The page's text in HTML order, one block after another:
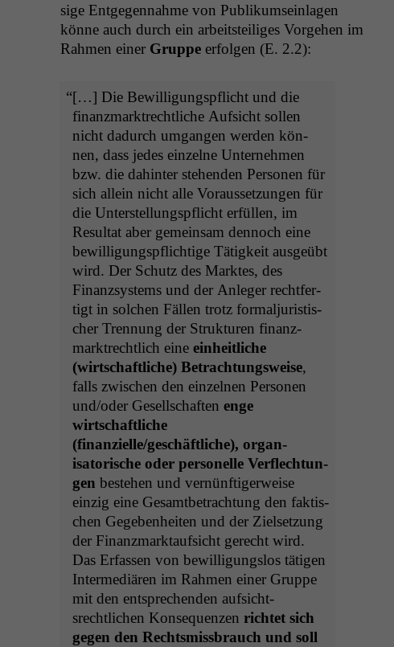
sige Ent­ge­gen­nahme von Pub­likum­sein­la­gen
könne auch durch ein arbeit­steiliges Vorge­hen im
Rah­men ein­er Gruppeerfol­gen (E. 2.2):
“[…] Die Bewil­li­gungspflicht und die
finanz­mark­trechtliche Auf­sicht sollen
nicht dadurch umgan­gen wer­den kön­
nen, dass jedes einzelne Unternehmen
bzw. die dahin­ter ste­hen­den Per­so­n­en für
sich allein nicht alle Voraus­set­zun­gen für
die Unter­stel­lungspflicht erfüllen, im
Resul­tat aber gemein­sam den­noch eine
bewil­li­gungspflichtige Tätigkeit aus­geübt
wird. Der Schutz des Mark­tes, des
Finanzsys­tems und der Anleger recht­fer­
tigt in solchen Fällen trotz for­maljuris­tis­
ch­er Tren­nung der Struk­turen finanz­
mark­trechtlich eine ein­heitliche
(wirtschaftliche) Betra­ch­tungsweise,
falls zwis­chen den einzel­nen Per­so­n­en
und/oder Gesellschaften enge
wirtschaftliche
(finanzielle/geschäftliche), organ­
isatorische oder per­son­elle Ver­flech­tun­
gen beste­hen und vernün­ftiger­weise
einzig eine Gesamt­be­tra­ch­tung den fak­tis­
chen Gegeben­heit­en und der Zielset­zung
der Finanz­mark­tauf­sicht gerecht wird.
Das Erfassen von bewil­li­gungs­los täti­gen
Inter­mediären im Rah­men ein­er Gruppe
mit den entsprechen­den auf­sicht­
srechtlichen Kon­se­quen­zen richtet sich
gegen den Rechtsmiss­brauch und soll